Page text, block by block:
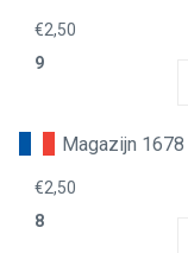
€2,50
9
Magazijn 1678
€2,50
8